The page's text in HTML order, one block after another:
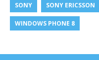
SONY SONY ERICSSON
WINDOWS PHONE 8